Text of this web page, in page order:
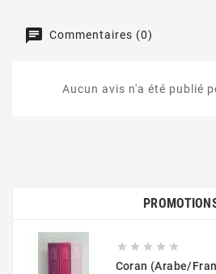
Commentaires (0)
Aucun avis n'a été publié
    